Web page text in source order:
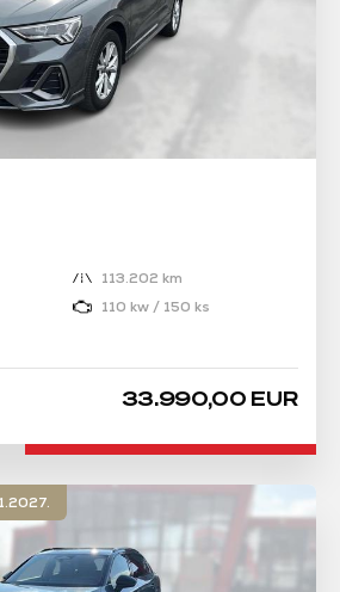
113.202 km
110 kw / 150 ks
33.990,00 EUR